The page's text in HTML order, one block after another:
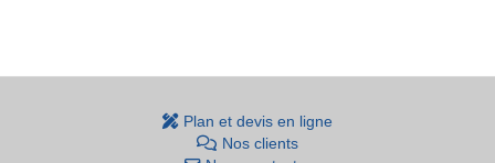
Plan et devis en ligne
Nos clients